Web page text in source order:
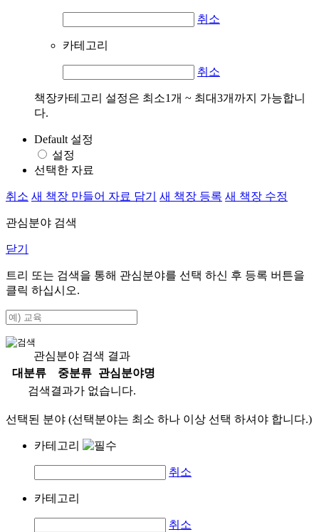
취소
카테고리
취소
책장카테고리 설정은 최소1개 ~ 최대3개까지 가능합니
다.
Default 설정
설정
선택한 자료
취소 새 책장 만들어 자료 담기 새 책장 등록 새 책장 수정
관심분야 검색
닫기
트리 또는 검색을 통해 관심분야를 선택 하신 후 등록 버튼을
클릭 하십시오.
관심분야 검색 결과
대분류
중분류
관심분야명
검색결과가 없습니다.
선택된 분야 (선택분야는 최소 하나 이상 선택 하셔야 합니다.)
카테고리
취소
카테고리
취소